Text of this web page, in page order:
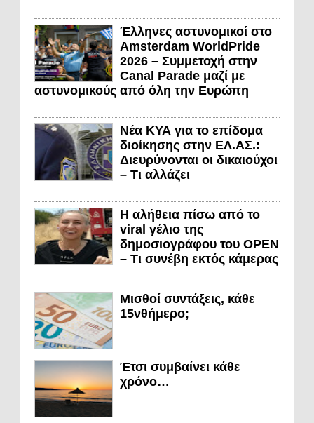
Έλληνες αστυνομικοί στο
Amsterdam WorldPride
2026 – Συμμετοχή στην
Canal Parade μαζί με
αστυνομικούς από όλη την Ευρώπη
Νέα ΚΥΑ για το επίδομα
διοίκησης στην ΕΛ.ΑΣ.:
Διευρύνονται οι δικαιούχοι
– Τι αλλάζει
Η αλήθεια πίσω από το
viral γέλιο της
δημοσιογράφου του OPEN
– Τι συνέβη εκτός κάμερας
Μισθοί συντάξεις, κάθε
15νθήμερο;
Έτσι συμβαίνει κάθε
χρόνο…